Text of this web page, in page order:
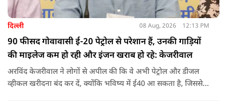
दिल्ली 08 Aug, 2026 12:13 PM
90 फीसद गोवावासी ई-20 पेट्रोल से परेशान हैं, उनकी गाड़ियों
की माइलेज कम हो रही और इंजन खराब हो रहे: केजरीवाल
अरविंद केजरीवाल ने लोगों से अपील की कि वे अभी पेट्रोल और डीजल
व्हीकल खरीदना बंद कर दें, क्योंकि भविष्य में ई40 आ सकता है, जिससे